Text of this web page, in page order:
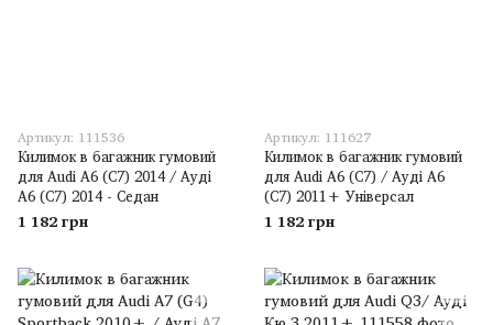
Артикул: 111536
Килимок в багажник гумовий
для Audi A6 (C7) 2014 / Ауді
A6 (C7) 2014 - Седан
1 182 грн
Артикул: 111627
Килимок в багажник гумовий
для Audi A6 (C7) / Ауді A6
(C7) 2011+ Універсал
1 182 грн